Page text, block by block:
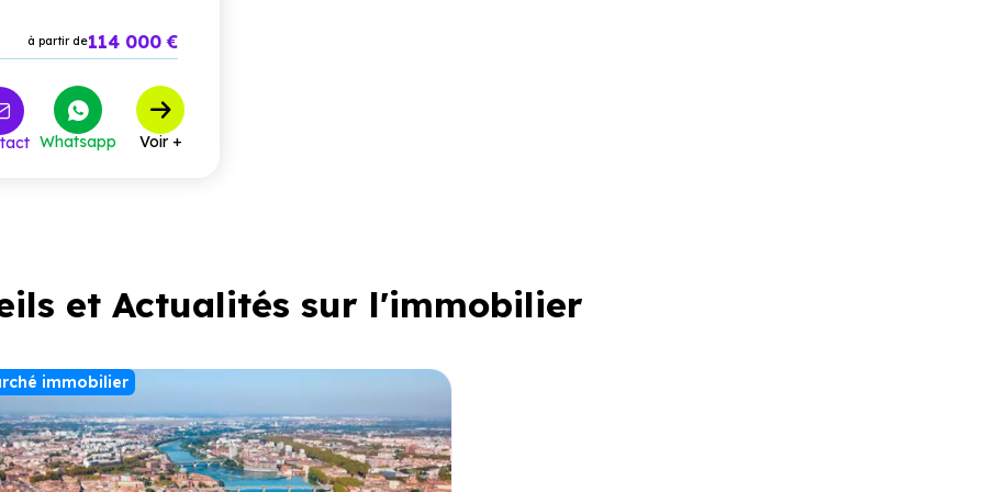
à partir de114 000 €
Whatsapp Voir +
et Actualités sur l'immobilier
immobilier